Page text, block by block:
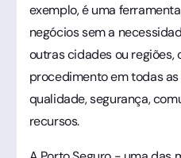
exemplo, é uma
negócios sem a
outras cidades ou regiões,
procedimento em todas
qualidade, segurança,
recursos.